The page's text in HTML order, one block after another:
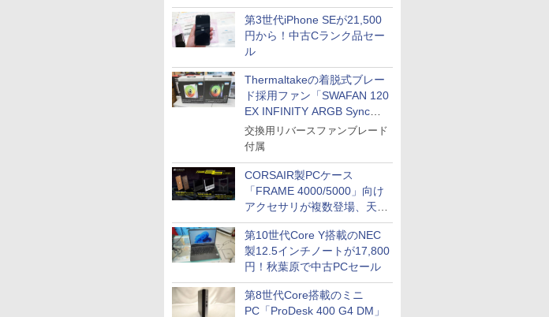
古Bランク品セール
第3世代iPhone SEが21,500
円から！中古Cランク品セー
ル
Thermaltakeの着脱式ブレー
ド採用ファン「SWAFAN 120
EX INFINITY ARGB Sync」
に単品パッケージ
交換用リバースファンブレード
付属
CORSAIR製PCケース
「FRAME 4000/5000」向け
アクセサリが複数登場、天然
木製パネルや背面コネクタ対
応トレイなど
第10世代Core Y搭載のNEC
製12.5インチノートが17,800
円！秋葉原で中古PCセール
第8世代Core搭載のミニ
PC「ProDesk 400 G4 DM」